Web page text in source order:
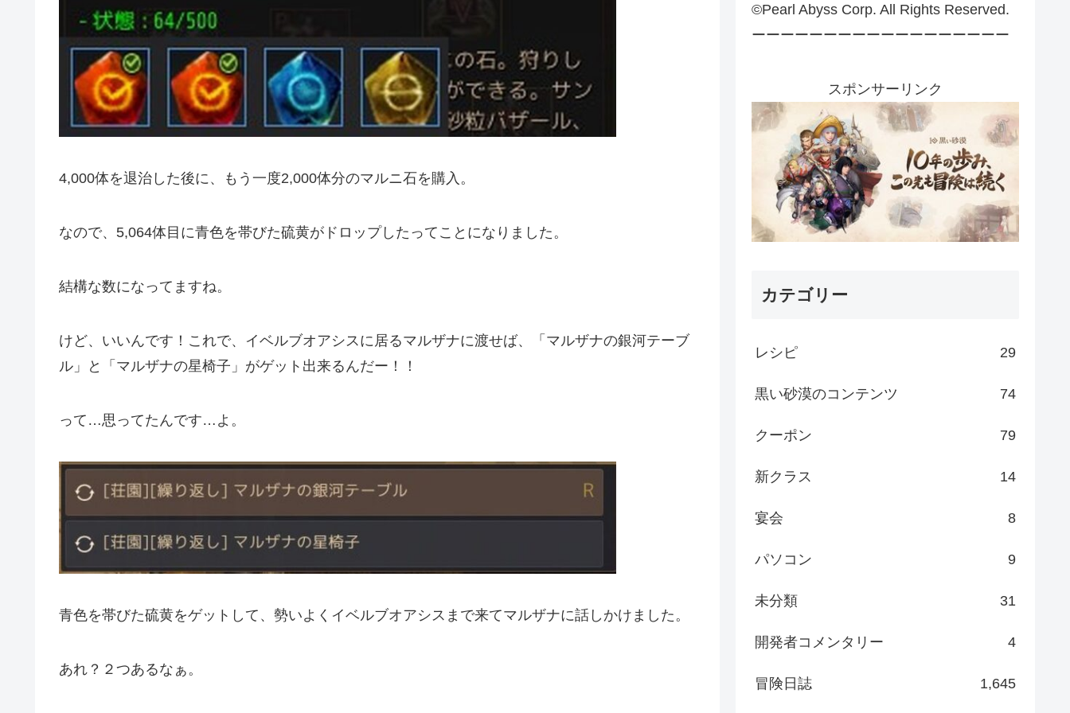
4,000体を退治した後に、もう一度2,000体分のマルニ石を購入。
なので、5,064体目に青色を帯びた硫黄がドロップしたってことになりました。
結構な数になってますね。
けど、いいんです！これで、イベルブオアシスに居るマルザナに渡せば、「マルザナの銀河テーブ
ル」と「マルザナの星椅子」がゲット出来るんだー！！
って…思ってたんです…よ。
青色を帯びた硫黄をゲットして、勢いよくイベルブオアシスまで来てマルザナに話しかけました。
あれ？２つあるなぁ。
©Pearl Abyss Corp. All Rights Reserved.
ーーーーーーーーーーーーーーーーーー
スポンサーリンク
カテゴリー
レシピ 29
黒い砂漠のコンテンツ 74
クーポン 79
新クラス 14
宴会 8
パソコン 9
未分類 31
開発者コメンタリー 4
冒険日誌 1,645